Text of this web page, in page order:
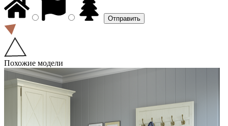
Похожие модели